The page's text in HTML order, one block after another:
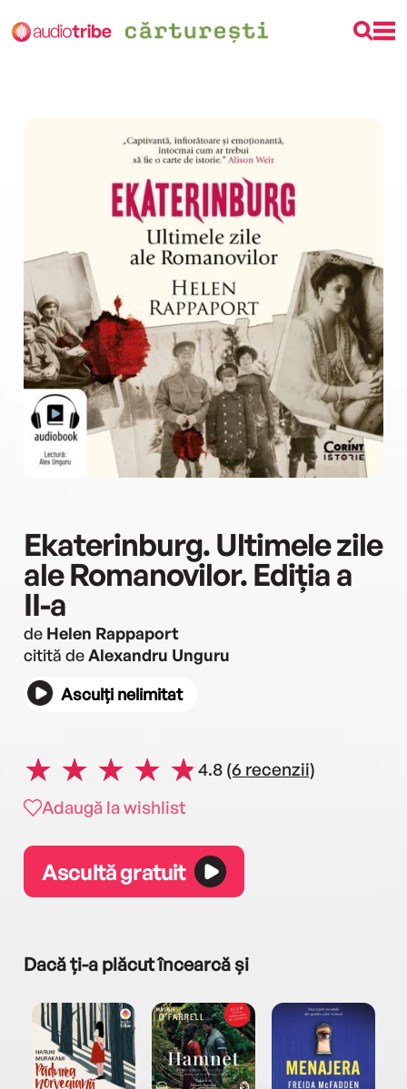
Ekaterinburg. Ultimele zile
ale Romanovilor. Ediția a
II-a
de Helen Rappaport
citită deAlexandru Unguru
Asculți nelimitat
4.8 (6 recenzii)
Adaugă la wishlist
Ascultă gratuit
Dacă ți-a plăcut încearcă și